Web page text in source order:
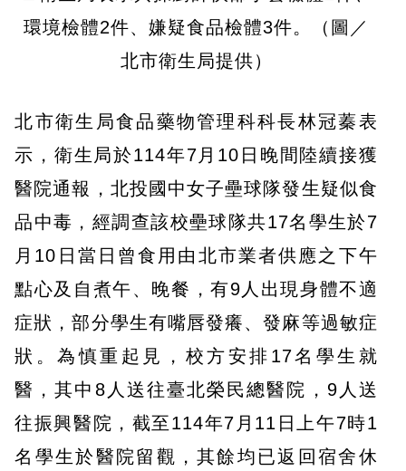
環境檢體2件、嫌疑食品檢體3件。（圖／
北市衛生局提供）
北市衛生局食品藥物管理科科長林冠蓁表
示，衛生局於114年7月10日晚間陸續接獲
醫院通報，北投國中女子壘球隊發生疑似食
品中毒，經調查該校壘球隊共17名學生於7
月10日當日曾食用由北市業者供應之下午
點心及自煮午、晚餐，有9人出現身體不適
症狀，部分學生有嘴唇發癢、發麻等過敏症
狀。為慎重起見，校方安排17名學生就
醫，其中8人送往臺北榮民總醫院，9人送
往振興醫院，截至114年7月11日上午7時1
名學生於醫院留觀，其餘均已返回宿舍休